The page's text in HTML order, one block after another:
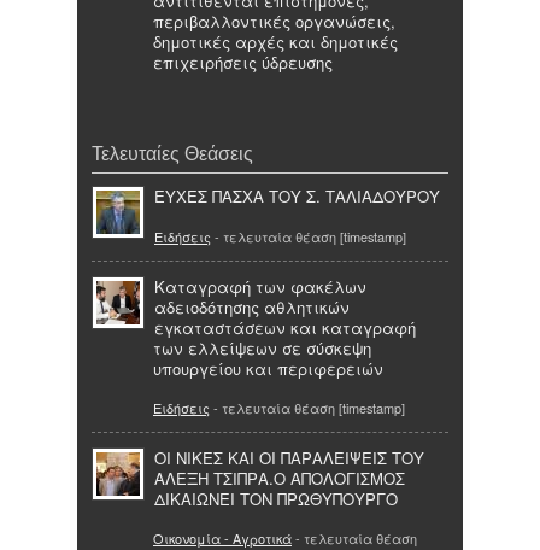
περιβαλλοντικές οργανώσεις,
δημοτικές αρχές και δημοτικές
επιχειρήσεις ύδρευσης
Τελευταίες Θεάσεις
ΕΥΧΕΣ ΠΑΣΧΑ ΤΟΥ Σ. ΤΑΛΙΑΔΟΥΡΟΥ
Ειδήσεις - τελευταία θέαση [timestamp]
Kαταγραφή των φακέλων
αδειοδότησης αθλητικών
εγκαταστάσεων και καταγραφή
των ελλείψεων σε σύσκεψη
υπουργείου και περιφερειών
Ειδήσεις - τελευταία θέαση [timestamp]
ΟΙ ΝΙΚΕΣ ΚΑΙ ΟΙ ΠΑΡΑΛΕΙΨΕΙΣ ΤΟΥ
ΑΛΕΞΗ ΤΣΙΠΡΑ.Ο ΑΠΟΛΟΓΙΣΜΟΣ
ΔΙΚΑΙΩΝΕΙ ΤΟΝ ΠΡΩΘΥΠΟΥΡΓΟ
Οικονομία - Αγροτικά- τελευταία θέαση